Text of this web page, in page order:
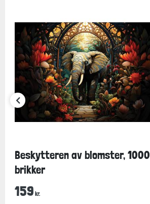
Beskytteren av blomster, 1000
brikker
159 kr.